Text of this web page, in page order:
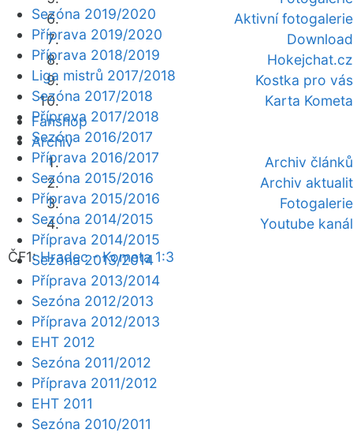
Aktivní fotogalerie
Download
Hokejchat.cz
Kostka pro vás
Karta Kometa
Fanshop
Archiv
Archiv článků
Archiv aktualit
Fotogalerie
Youtube kanál
ČF1:Hradec - Kometa 1:3
Sezóna 2019/2020
Příprava 2019/2020
Příprava 2018/2019
Liga mistrů 2017/2018
Sezóna 2017/2018
Příprava 2017/2018
Sezóna 2016/2017
Příprava 2016/2017
Sezóna 2015/2016
Příprava 2015/2016
Sezóna 2014/2015
Příprava 2014/2015
Sezóna 2013/2014
Příprava 2013/2014
Sezóna 2012/2013
Příprava 2012/2013
EHT 2012
Sezóna 2011/2012
Příprava 2011/2012
EHT 2011
Sezóna 2010/2011